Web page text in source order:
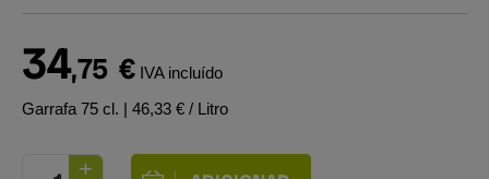
34,75 € IVA incluído
Garrafa 75 cl. | 46,33 € / Litro